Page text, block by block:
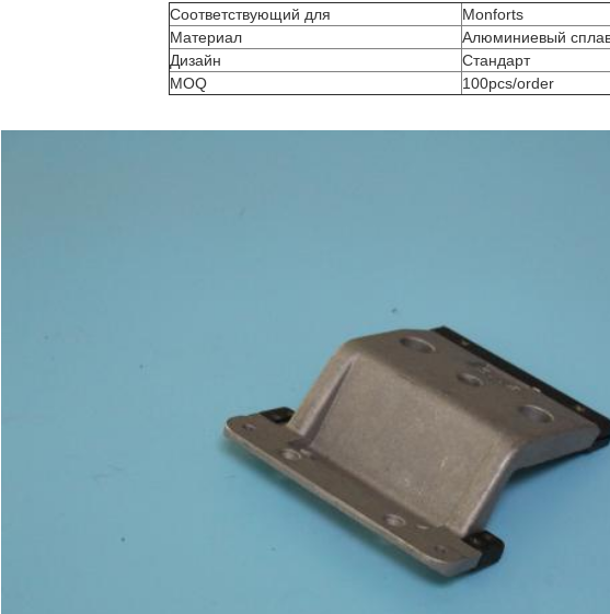
Соответствующий для
Monforts
Материал
Алюминиевый
Дизайн
Стандарт
MOQ
100pcs/order